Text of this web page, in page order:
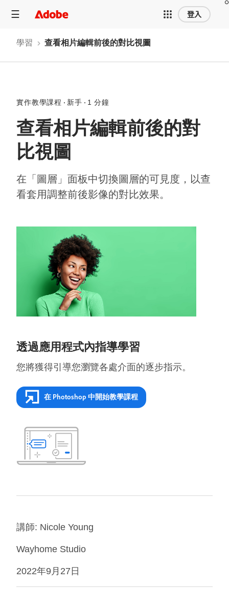
登入
學習 查看相片編輯前後的對比視圖
實作教學課程 新手 1 分鐘
查看相片編輯前後的對
比視圖
在「圖層」面板中切換圖層的可見度，以查
看套用調整前後影像的對比效果。
透過應用程式內指導學習
您將獲得引導您瀏覽各處介面的逐步指示。
在 Photoshop 中開始教學課程
講師: Nicole Young
Wayhome Studio
2022年9月27日